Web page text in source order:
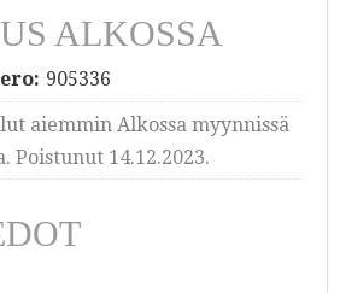
ALKOSSA
905336
aiemmin Alkossa myynnissä
Poistunut 14.12.2023.